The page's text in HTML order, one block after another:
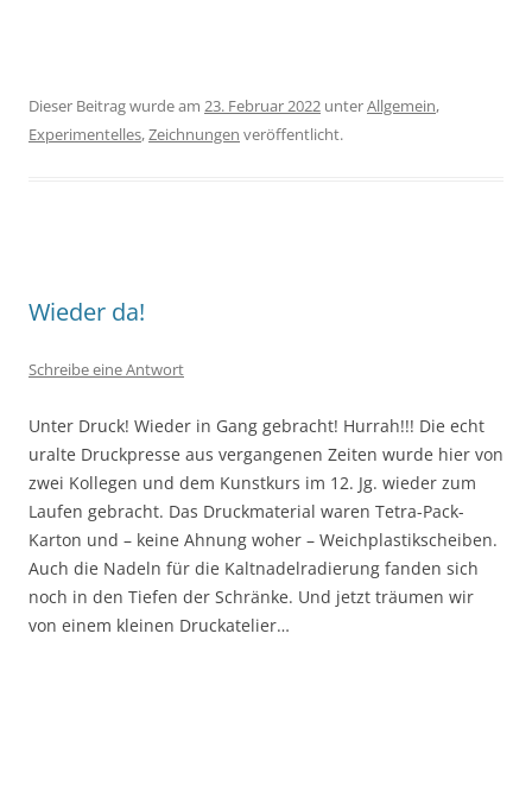
Dieser Beitrag wurde am 23. Februar 2022 unterAllgemein,
Experimentelles,Zeichnungen veröffentlicht.
Wieder da!
Schreibe eine Antwort
Unter Druck! Wieder in Gang gebracht! Hurrah!!! Die echt
uralte Druckpresse aus vergangenen Zeiten wurde hier von
zwei Kollegen und dem Kunstkurs im 12. Jg. wieder zum
Laufen gebracht. Das Druckmaterial waren Tetra-Pack-
Karton und – keine Ahnung woher – Weichplastikscheiben.
Auch die Nadeln für die Kaltnadelradierung fanden sich
noch in den Tiefen der Schränke. Und jetzt träumen wir
von einem kleinen Druckatelier…